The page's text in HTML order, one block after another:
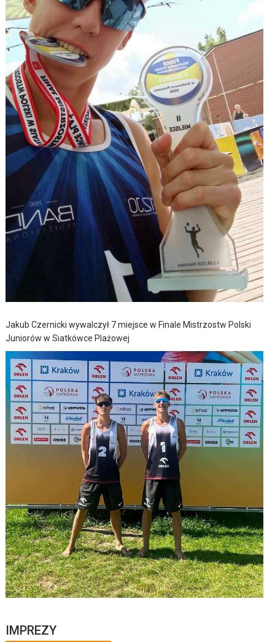
Jakub Czernicki wywalczył 7 miejsce w Finale Mistrzostw Polski
Juniorów w Siatkówce Plażowej
IMPREZY